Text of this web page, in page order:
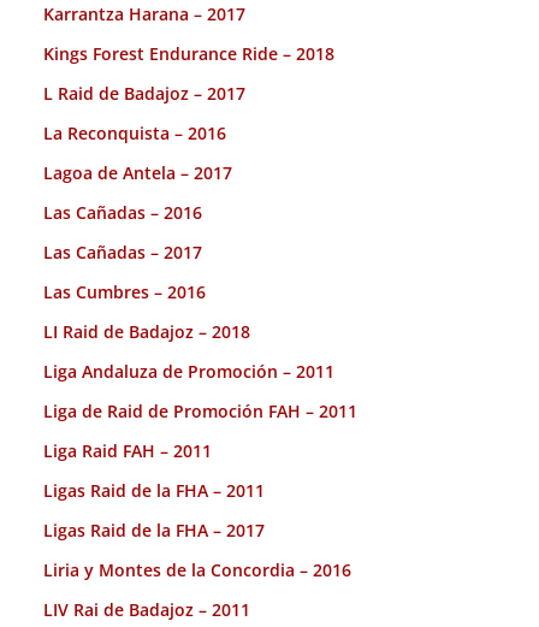
Karrantza Harana – 2017
Kings Forest Endurance Ride – 2018
L Raid de Badajoz – 2017
La Reconquista – 2016
Lagoa de Antela – 2017
Las Cañadas – 2016
Las Cañadas – 2017
Las Cumbres – 2016
LI Raid de Badajoz – 2018
Liga Andaluza de Promoción – 2011
Liga de Raid de Promoción FAH – 2011
Liga Raid FAH – 2011
Ligas Raid de la FHA – 2011
Ligas Raid de la FHA – 2017
Liria y Montes de la Concordia – 2016
LIV Rai de Badajoz – 2011